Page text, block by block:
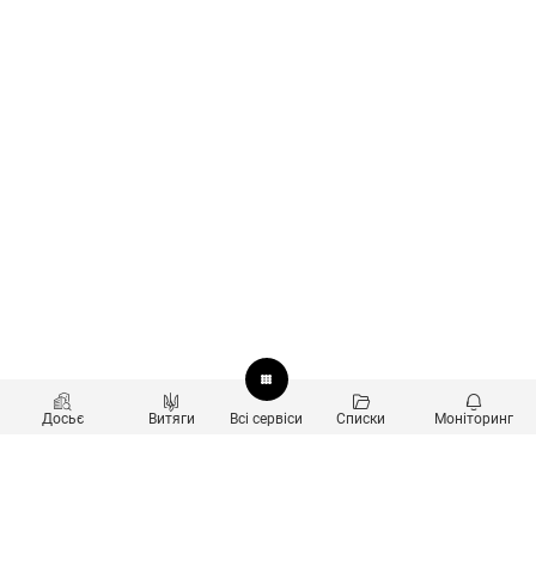
Досьє Витяги Всі сервіси Списки Моніторинг